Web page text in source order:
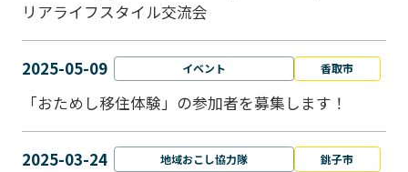
リアライフスタイル交流会
2025-05-09 イベント 香取市
「おためし移住体験」の参加者を募集します！
2025-03-24 地域おこし協力隊 銚子市